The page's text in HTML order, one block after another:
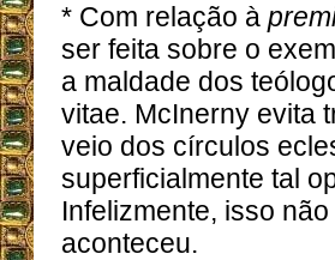
* Com relação à
ser feita sobre o
a maldade dos
vitae. McInerny evita
veio dos círculos
superficialmente tal
Infelizmente, isso
aconteceu.